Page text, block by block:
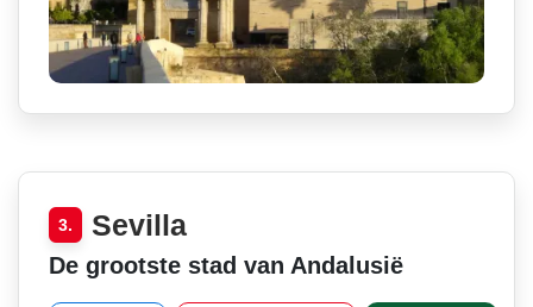
3. Sevilla
De grootste stad van Andalusië